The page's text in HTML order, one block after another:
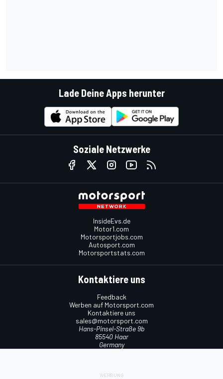
Lade Deine Apps herunter
Soziale Netzwerke
InsideEvs.de
Motor1.com
Motorsportjobs.com
Autosport.com
Motorsportstats.com
Kontaktiere uns
Feedback
Werben auf Motorsport.com
Kontaktiere uns
sales@motorsport.com
Hans-Pinsel-Straße 9b
85540 Haar
Germany
Utiq verwalten